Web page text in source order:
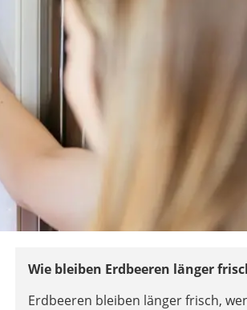
Wie bleiben Erdbeeren länger
Erdbeeren bleiben länger frisch,